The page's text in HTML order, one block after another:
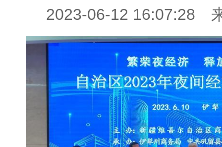
2023-06-12 16:07:28